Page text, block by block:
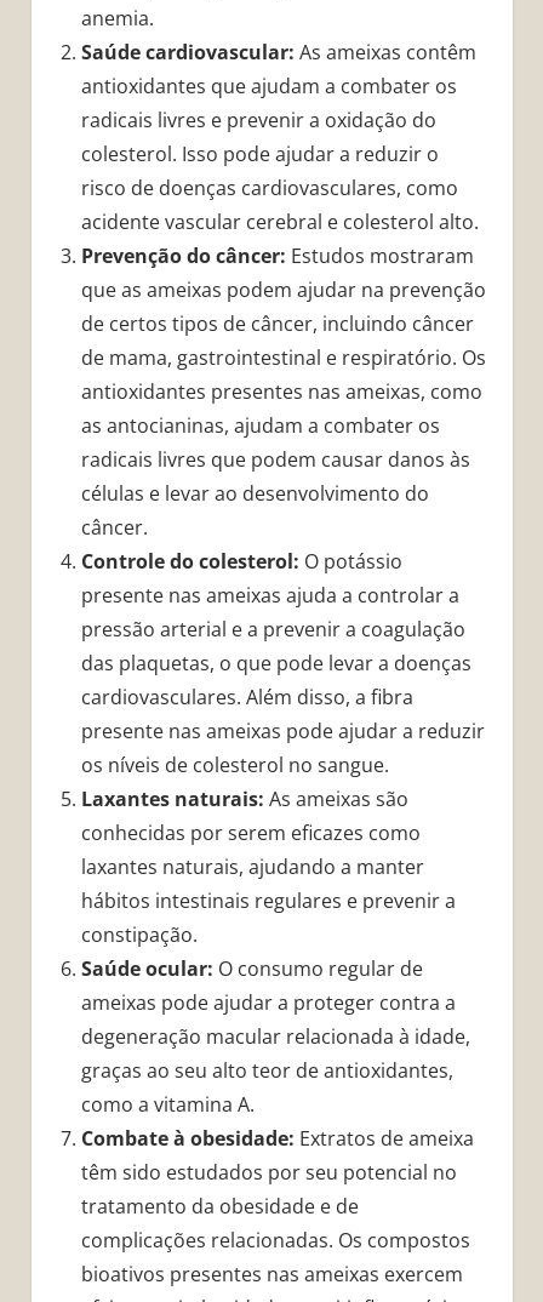
anemia.
Saúde cardiovascular: As ameixas contêm
antioxidantes que ajudam a combater os
radicais livres e prevenir a oxidação do
colesterol. Isso pode ajudar a reduzir o
risco de doenças cardiovasculares, como
acidente vascular cerebral e colesterol alto.
Prevenção do câncer: Estudos mostraram
que as ameixas podem ajudar na prevenção
de certos tipos de câncer, incluindo câncer
de mama, gastrointestinal e respiratório. Os
antioxidantes presentes nas ameixas, como
as antocianinas, ajudam a combater os
radicais livres que podem causar danos às
células e levar ao desenvolvimento do
câncer.
Controle do colesterol: O potássio
presente nas ameixas ajuda a controlar a
pressão arterial e a prevenir a coagulação
das plaquetas, o que pode levar a doenças
cardiovasculares. Além disso, a fibra
presente nas ameixas pode ajudar a reduzir
os níveis de colesterol no sangue.
Laxantes naturais: As ameixas são
conhecidas por serem eficazes como
laxantes naturais, ajudando a manter
hábitos intestinais regulares e prevenir a
constipação.
Saúde ocular: O consumo regular de
ameixas pode ajudar a proteger contra a
degeneração macular relacionada à idade,
graças ao seu alto teor de antioxidantes,
como a vitamina A.
Combate à obesidade: Extratos de ameixa
têm sido estudados por seu potencial no
tratamento da obesidade e de
complicações relacionadas. Os compostos
bioativos presentes nas ameixas exercem